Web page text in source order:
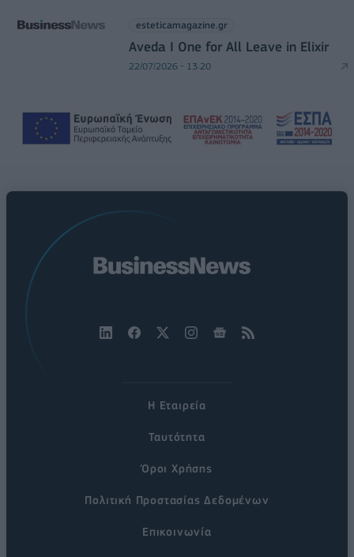
esteticamagazine.gr
Aveda I One for All Leave in Elixir
22/07/2026 - 13:20
Η Εταιρεία
Ταυτότητα
Όροι Χρήσης
Πολιτική Προστασίας Δεδομένων
Επικοινωνία